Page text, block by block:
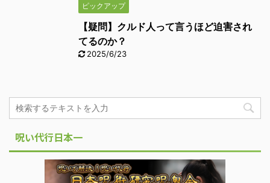
ピックアップ
【疑問】クルド人って言うほど迫害され
てるのか？
2025/6/23
呪い代行日本一